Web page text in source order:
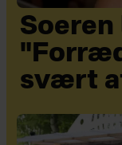
svært